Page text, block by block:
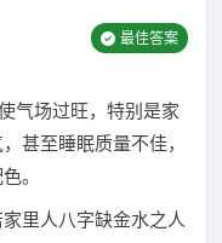
最佳答案
气场过旺，特别是家
甚至睡眠质量不佳，
。
里人八字缺金水之人